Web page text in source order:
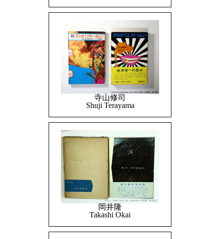
寺山修司
Shuji Terayama
岡井隆
Takashi Okai